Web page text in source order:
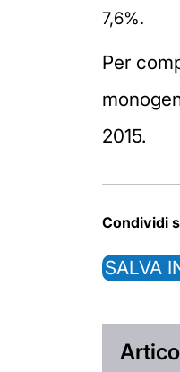
7,6%.
Per
2015.
Condividi
SALVA